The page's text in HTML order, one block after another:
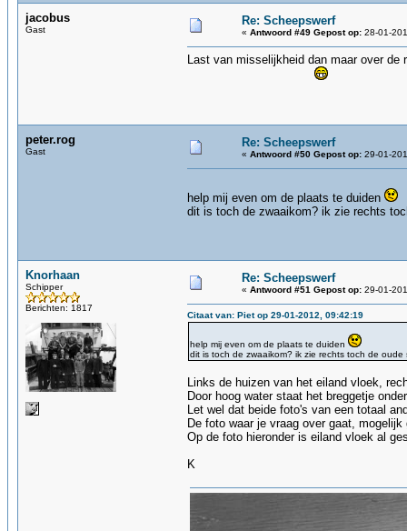
jacobus
Gast
Re: Scheepswerf
« Antwoord #49 Gepost op: 28-01-
Last van misselijkheid dan maar over de
peter.rog
Gast
Re: Scheepswerf
« Antwoord #50 Gepost op: 29-01-
help mij even om de plaats te duiden
dit is toch de zwaaikom? ik zie rechts
Knorhaan
Schipper
Berichten: 1817
Re: Scheepswerf
« Antwoord #51 Gepost op: 29-01-
Citaat van: Piet op 29-01-2012, 09:42:19
help mij even om de plaats te duiden
dit is toch de zwaaikom? ik zie rechts toch de oude
Links de huizen van het eiland vloek,
Door hoog water staat het breggetje
Let wel dat beide foto's van een totaal
De foto waar je vraag over gaat,
Op de foto hieronder is eiland vloek al
K